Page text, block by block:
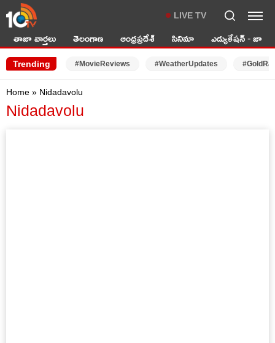
LIVE TV
తాజా వార్తలు తెలంగాణ ఆంధ్రప్రదేశ్ సినిమా ఎడ్యుకేషన్ - జాబ్స్
Trending #MovieReviews #WeatherUpdates
Home » Nidadavolu
Nidadavolu